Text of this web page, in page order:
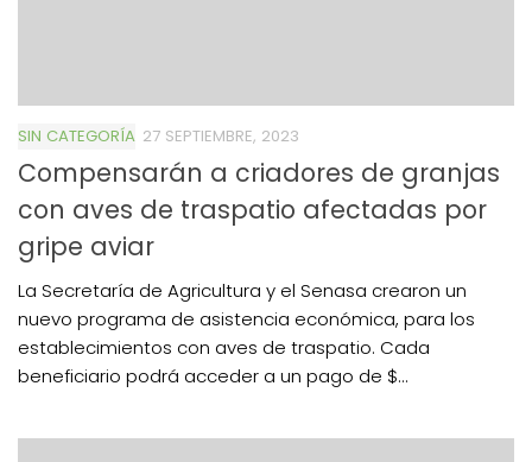
SIN CATEGORÍA 27 SEPTIEMBRE, 2023
Compensarán a criadores de granjas
con aves de traspatio afectadas por
gripe aviar
La Secretaría de Agricultura y el Senasa crearon un
nuevo programa de asistencia económica, para los
establecimientos con aves de traspatio. Cada
beneficiario podrá acceder a un pago de $...